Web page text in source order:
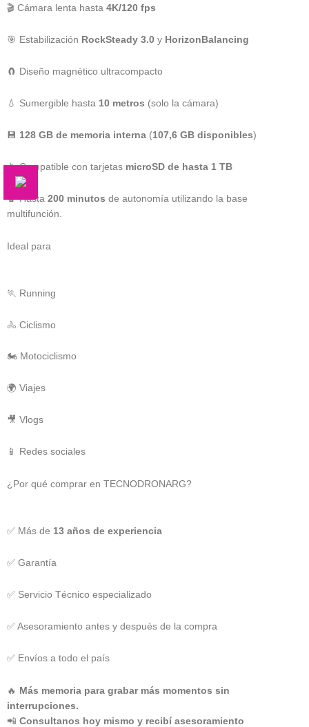
🎬 Cámara lenta hasta 4K/120 fps
🎯 Estabilización RockSteady 3.0 y HorizonBalancing
🧲 Diseño magnético ultracompacto
💧 Sumergible hasta 10 metros (solo la cámara)
💾 128 GB de memoria interna (107,6 GB disponibles)
📱 Compatible con tarjetas microSD de hasta 1 TB
🔋 Hasta 200 minutos de autonomía utilizando la base
multifunción.
Ideal para
🏃 Running
🚴 Ciclismo
🏍️ Motociclismo
🌍 Viajes
🎥 Vlogs
📱 Redes sociales
¿Por qué comprar en TECNODRONARG?
✅ Más de 13 años de experiencia
✅ Garantía
✅ Servicio Técnico especializado
✅ Asesoramiento antes y después de la compra
✅ Envíos a todo el país
🔥 Más memoria para grabar más momentos sin
interrupciones.
📲 Consultanos hoy mismo y recibí asesoramiento